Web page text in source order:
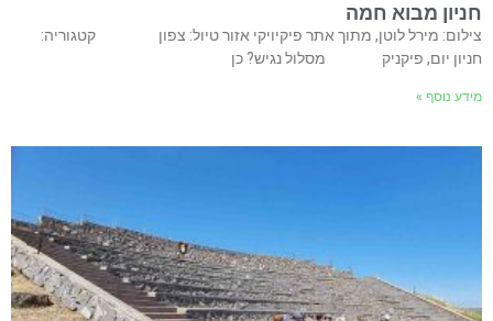
חניון מבוא חמה
צילום: מירל לוטן, מתוך אתר פיקיויקי אזור טיול: צפון קטגוריה:
חניון יום, פיקניק מסלול נגיש? כן
מידע נוסף »